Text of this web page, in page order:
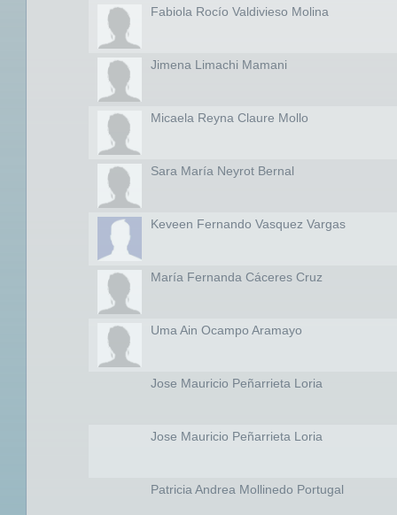
Fabiola Rocío Valdivieso Molina
Jimena Limachi Mamani
Micaela Reyna Claure Mollo
Sara María Neyrot Bernal
Keveen Fernando Vasquez Vargas
María Fernanda Cáceres Cruz
Uma Ain Ocampo Aramayo
Jose Mauricio Peñarrieta Loria
Jose Mauricio Peñarrieta Loria
Patricia Andrea Mollinedo Portugal